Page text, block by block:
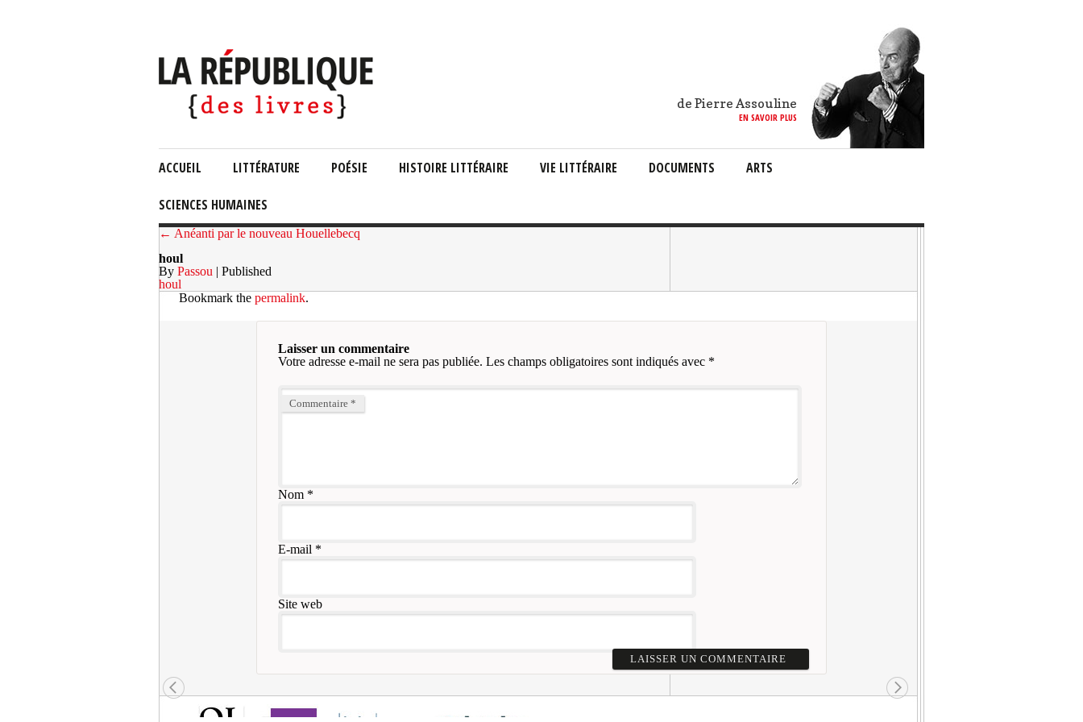
de Pierre Assouline
EN SAVOIR PLUS
ACCUEIL LITTÉRATURE POÉSIE HISTOIRE LITTÉRAIRE VIE LITTÉRAIRE DOCUMENTS ARTS
SCIENCES HUMAINES
← Anéanti par le nouveau Houellebecq
houl
By Passou | Published
houl
Bookmark the permalink.
Laisser un commentaire
Votre adresse e-mail ne sera pas publiée. Les champs obligatoires sont indiqués avec *
Commentaire *
Nom*
E-mail *
Site web